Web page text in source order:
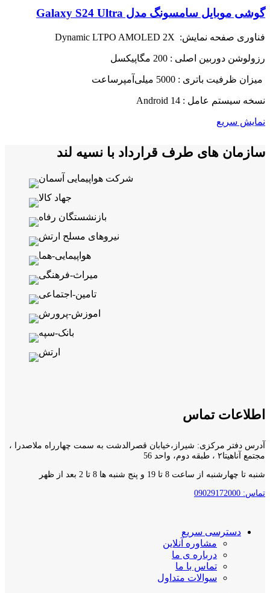
گوشی موبایل سامسونگ مدل Galaxy S24 Ultra
فناوری صفحه‌ نمایش: Dynamic LTPO AMOLED 2X
رزولوشن دوربین اصلی : 200 مگاپیکسل
میزان ظرفیت باتری : 5000 میلی‌آمپرساعت
نسخه سیستم عامل : Android 14
نمایش سریع
سازمان های طرف قرارداد با نسیه لند
اطلاعات تماس
آدرس دفتر مرکزی: شیراز،خیابان قصرالدشت به سمت چهارراه ملاصدرا ،
مجتمع آناهیتا۲ ، طبقه دوم، واحد 56
شنبه تا چهارشنبه از ساعت 8 تا 19 و پنج شنبه ها 8 تا 2 بعد از ظهر
تماس: 09029172000
دسترسی سریع
مشاوره آنلاین
درباره ی ما
تماس با ما
سوالات متداول